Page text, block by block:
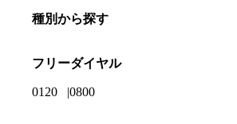
種別から探す
フリーダイヤル
0120 0800